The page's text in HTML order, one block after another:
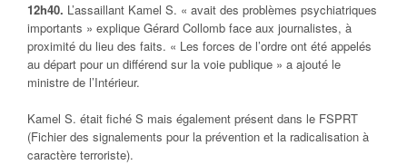
12h40. L’assaillant Kamel S. « avait des problèmes psychiatriques
importants » explique Gérard Collomb face aux journalistes, à
proximité du lieu des faits. « Les forces de l’ordre ont été appelés
au départ pour un différend sur la voie publique » a ajouté le
ministre de l’Intérieur.
Kamel S. était fiché S mais également présent dans le FSPRT
(Fichier des signalements pour la prévention et la radicalisation à
caractère terroriste).